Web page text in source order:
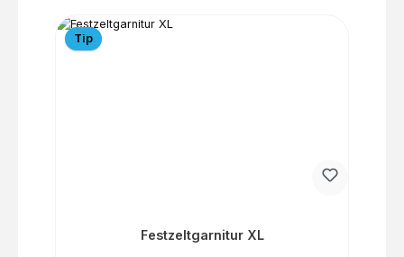
Tip
Festzeltgarnitur XL